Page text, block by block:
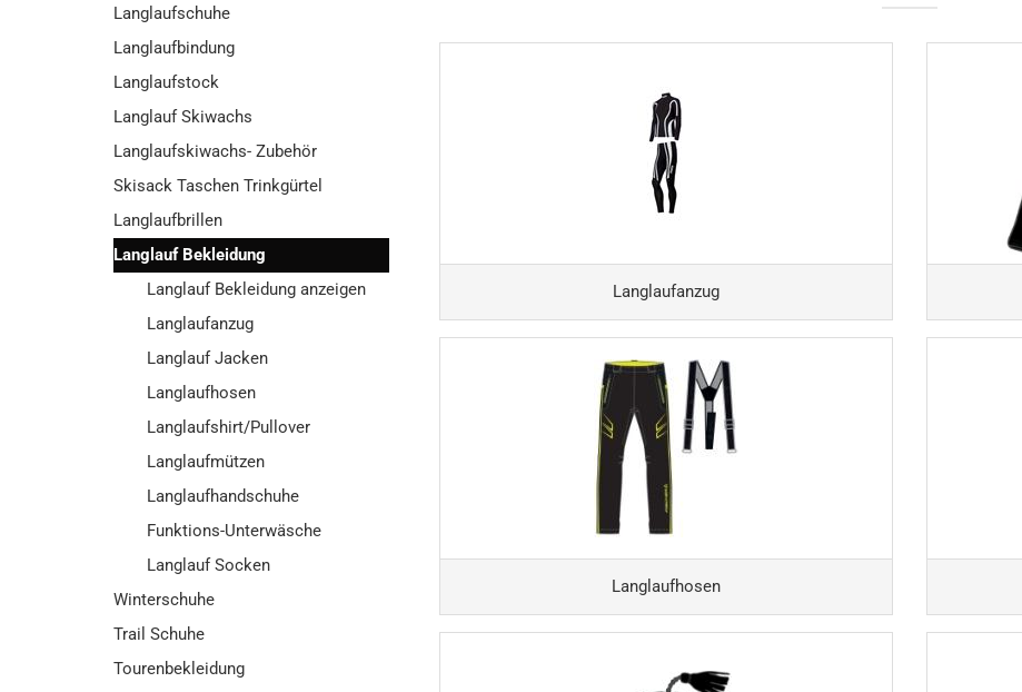
Langlaufanzug
Langlaufhosen
Langlaufschuhe
Langlaufbindung
Langlaufstock
Langlauf Skiwachs
Langlaufskiwachs- Zubehör
Skisack Taschen Trinkgürtel
Langlaufbrillen
Langlauf Bekleidung
Langlauf Bekleidung anzeigen
Langlaufanzug
Langlauf Jacken
Langlaufhosen
Langlaufshirt/Pullover
Langlaufmützen
Langlaufhandschuhe
Funktions-Unterwäsche
Langlauf Socken
Winterschuhe
Trail Schuhe
Tourenbekleidung